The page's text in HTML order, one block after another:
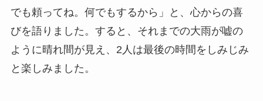
でも頼ってね。何でもするから」と、心からの喜
びを語りました。すると、それまでの大雨が嘘の
ように晴れ間が見え、2人は最後の時間をしみじみ
と楽しみました。